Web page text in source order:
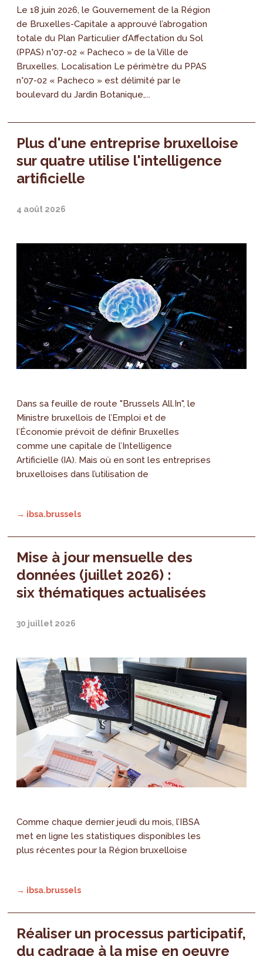
Le 18 juin 2026, le Gouvernement de la Région
de Bruxelles-Capitale a approuvé l’abrogation
totale du Plan Particulier d’Affectation du Sol
(PPAS) n°07-02 « Pacheco » de la Ville de
Bruxelles. Localisation Le périmètre du PPAS
n°07-02 « Pacheco » est délimité par le
boulevard du Jardin Botanique,...
Plus d'une entreprise bruxelloise
sur quatre utilise l'intelligence
artificielle
4 août 2026
Dans sa feuille de route "Brussels All.In", le
Ministre bruxellois de l’Emploi et de
l’Économie prévoit de définir Bruxelles
comme une capitale de l’Intelligence
Artificielle (IA). Mais où en sont les entreprises
bruxelloises dans l’utilisation de
→ ibsa.brussels
Mise à jour mensuelle des
données (juillet 2026) :
six thématiques actualisées
30 juillet 2026
Comme chaque dernier jeudi du mois, l’IBSA
met en ligne les statistiques disponibles les
plus récentes pour la Région bruxelloise
→ ibsa.brussels
Réaliser un processus participatif,
du cadrage à la mise en oeuvre